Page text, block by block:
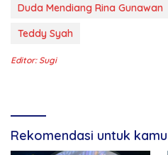
Duda Mendiang Rina Gunawan
Teddy Syah
Editor: Sugi
Rekomendasi untuk kamu